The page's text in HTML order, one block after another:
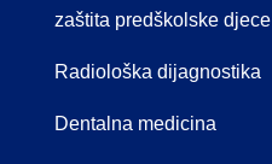
zaštita predškolske djece
Radiološka dijagnostika
Dentalna medicina